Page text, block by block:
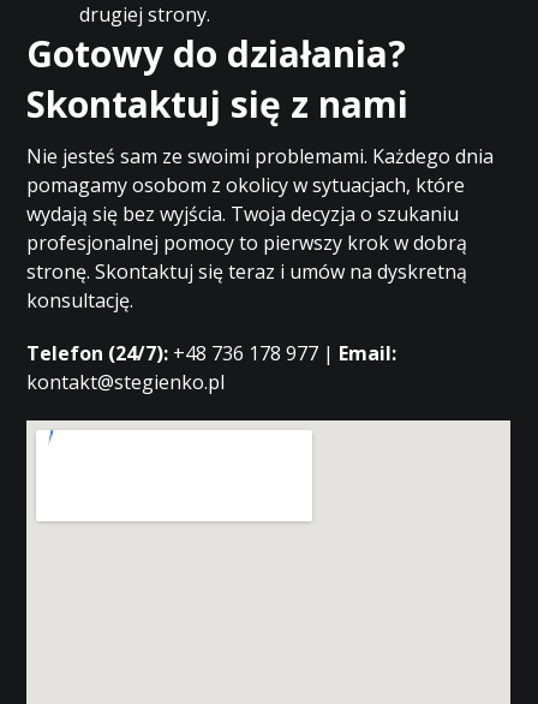
drugiej strony.
Gotowy do działania?
Skontaktuj się z nami
Nie jesteś sam ze swoimi problemami. Każdego dnia
pomagamy osobom z okolicy w sytuacjach, które
wydają się bez wyjścia. Twoja decyzja o szukaniu
profesjonalnej pomocy to pierwszy krok w dobrą
stronę. Skontaktuj się teraz i umów na dyskretną
konsultację.
Telefon (24/7): +48 736 178 977 | Email:
kontakt@stegienko.pl